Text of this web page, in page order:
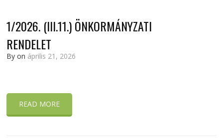
1/2026. (III.11.) ÖNKORMÁNYZATI
RENDELET
Byon április 21, 2026
READ MORE